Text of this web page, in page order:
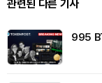
관련된 다른 기사
995